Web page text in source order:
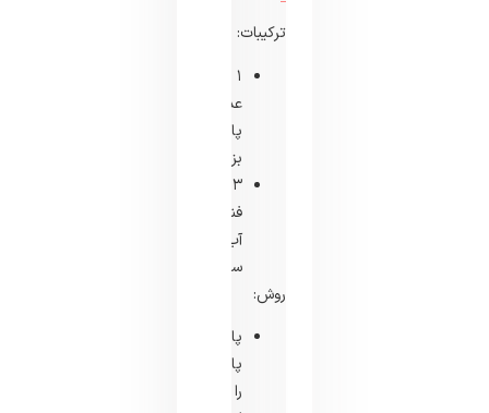
ترکیبات:
۱
عدد
پاپایای
بزرگ
۳
فنجان
آب
سرد
روش:
پالپ
پاپایا
را